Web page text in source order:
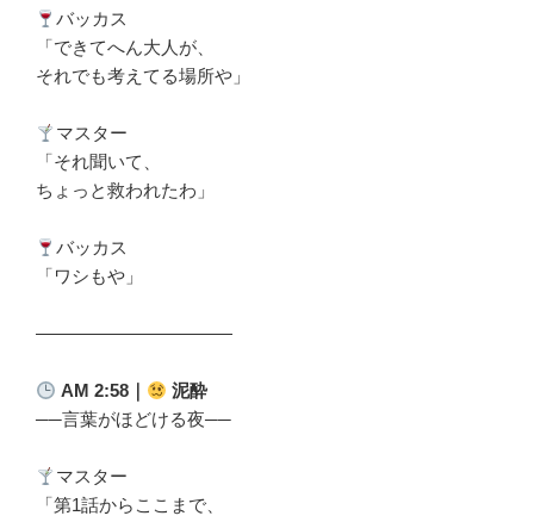
バッカス
「できてへん大人が、
それでも考えてる場所や」
マスター
「それ聞いて、
ちょっと救われたわ」
バッカス
「ワシもや」
―――――――――――
AM 2:58 ｜
泥酔
──言葉がほどける夜──
マスター
「第1話からここまで、